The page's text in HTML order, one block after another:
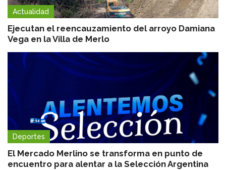
Actualidad
Ejecutan el reencauzamiento del arroyo Damiana
Vega en la Villa de Merlo
Deportes
El Mercado Merlino se transforma en punto de
encuentro para alentar a la Selección Argentina